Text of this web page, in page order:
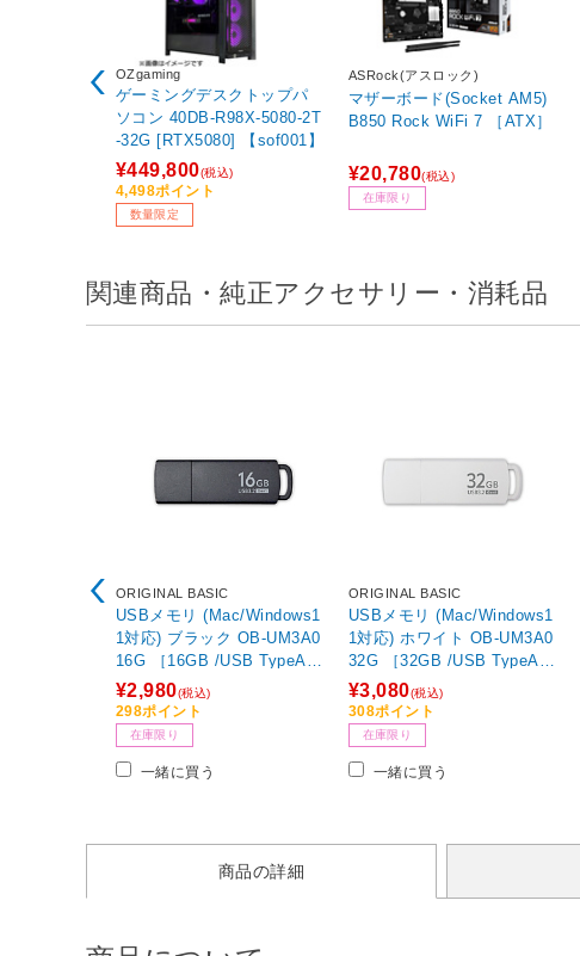
OZgaming
ゲーミングデスクトップパ
ソコン 40DB-R98X-5080-2T
-32G [RTX5080] 【sof001】
¥449,800(税込)
4,498ポイント
数量限定
ASRock(アスロック)
マザーボード(Socket AM5)
B850 Rock WiFi 7 ［ATX］
¥20,780(税込)
在庫限り
関連商品・純正アクセサリー・消耗品
ORIGINAL BASIC
USBメモリ (Mac/Windows1
1対応) ブラック OB-UM3A0
16G ［16GB /USB TypeA /
USB3.2 /キャップ式］
¥2,980(税込)
298ポイント
在庫限り
一緒に買う
ORIGINAL BASIC
USBメモリ (Mac/Windows1
1対応) ホワイト OB-UM3A0
32G ［32GB /USB TypeA /
USB3.2 /キャップ式］
¥3,080(税込)
308ポイント
在庫限り
一緒に買う
商品の詳細